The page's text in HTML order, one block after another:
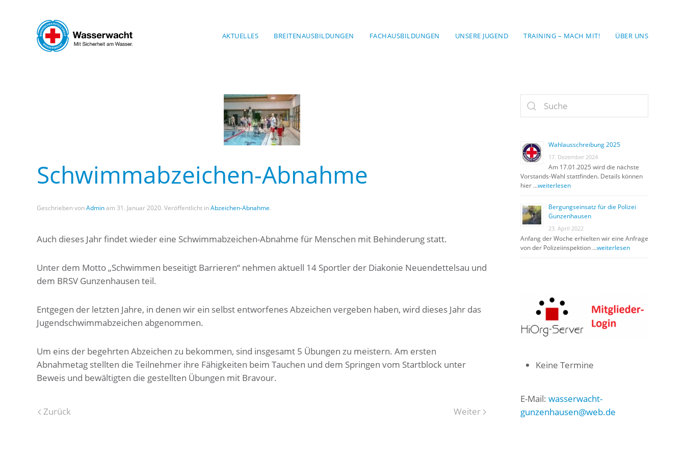
Skip to main content
AKTUELLES BREITENAUSBILDUNGEN FACHAUSBILDUNGEN UNSERE JUGEND TRAINING – MACH MIT! ÜBER UNS
Schwimmabzeichen-Abnahme
Geschrieben vonAdminam 31. Januar 2020. Veröffentlicht inAbzeichen-Abnahme.
Auch dieses Jahr findet wieder eine Schwimmabzeichen-Abnahme für Menschen mit Behinderung statt.
Unter dem Motto „Schwimmen beseitigt Barrieren“ nehmen aktuell 14 Sportler der Diakonie Neuendettelsau und
dem BRSV Gunzenhausen teil.
Entgegen der letzten Jahre, in denen wir ein selbst entworfenes Abzeichen vergeben haben, wird dieses Jahr das
Jugendschwimmabzeichen abgenommen.
Um eins der begehrten Abzeichen zu bekommen, sind insgesamt 5 Übungen zu meistern. Am ersten
Abnahmetag stellten die Teilnehmer ihre Fähigkeiten beim Tauchen und dem Springen vom Startblock unter
Beweis und bewältigten die gestellten Übungen mit Bravour.
Zurück Weiter
Wahlausschreibung 2025
17. Dezember 2024
Am 17.01.2025 wird die nächste
Vorstands-Wahl stattfinden. Details können
hier …weiterlesen
Bergungseinsatz für die Polizei
Gunzenhausen
23. April 2022
Anfang der Woche erhielten wir eine Anfrage
von der Polizeiinspektion …weiterlesen
Keine Termine
E-Mail: wasserwacht-
gunzenhausen@web.de